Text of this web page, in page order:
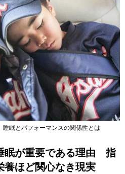
眠とパフォーマンスの関係性とは
眠が重要である理由 指
養ほど関心なき現実